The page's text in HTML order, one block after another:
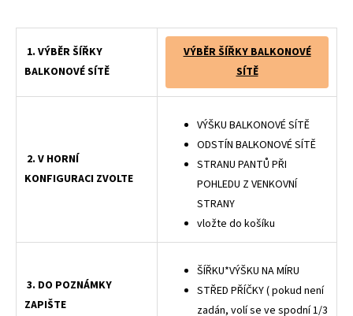
1. VÝBĚR ŠÍŘKY
BALKONOVÉ SÍTĚ
VÝBĚR ŠÍŘKY BALKONOVÉ
SÍTĚ
2. V HORNÍ
KONFIGURACI ZVOLTE
VÝŠKU BALKONOVÉ SÍTĚ
ODSTÍN BALKONOVÉ SÍTĚ
STRANU PANTŮ PŘI
POHLEDU Z VENKOVNÍ
STRANY
vložte do košíku
3. DO POZNÁMKY
ZAPIŠTE
ŠÍŘKU*VÝŠKU NA MÍRU
STŘED PŘÍČKY ( pokud není
zadán, volí se ve spodní 1/3